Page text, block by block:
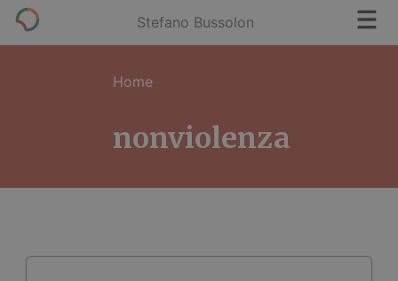
Stefano Bussolon
Home
nonviolenza